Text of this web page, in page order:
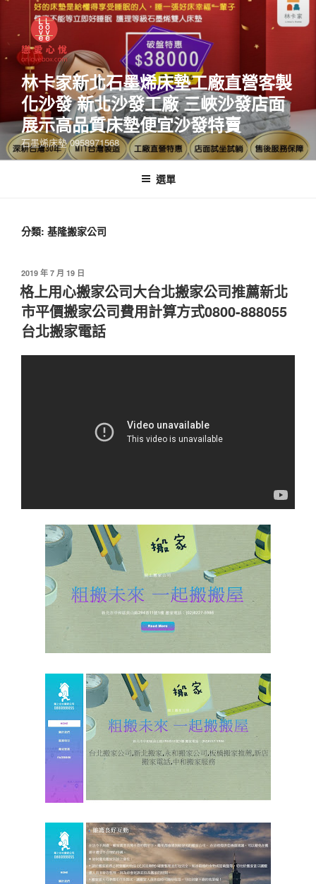
林卡家新北石墨烯床墊工廠直營客製
化沙發 新北沙發工廠 三峽沙發店面
展示高品質床墊便宜沙發特賣
石墨烯床墊 0958971568
選單
分類: 基隆搬家公司
2019 年 7 月 19 日
格上用心搬家公司大台北搬家公司推薦新北
市平價搬家公司費用計算方式0800-888055
台北搬家電話